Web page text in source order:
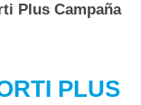
Plus Campaña
PLUS